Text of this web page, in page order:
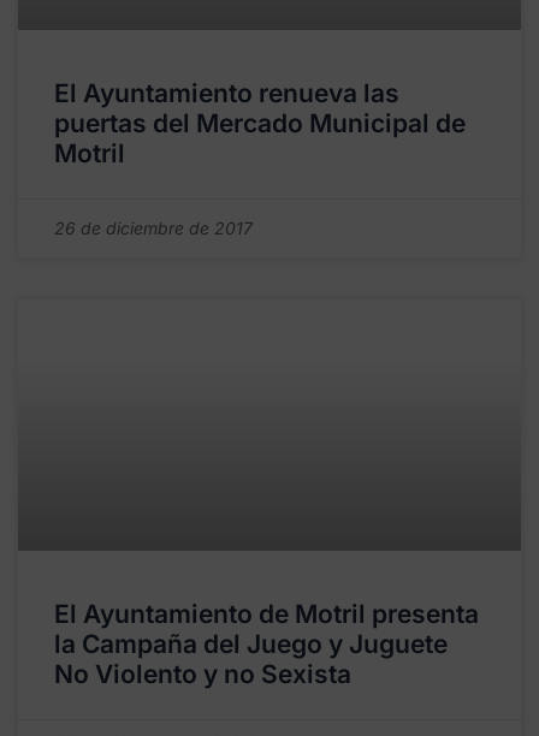
El Ayuntamiento renueva las
puertas del Mercado Municipal de
Motril
26 de diciembre de 2017
El Ayuntamiento de Motril presenta
la Campaña del Juego y Juguete
No Violento y no Sexista